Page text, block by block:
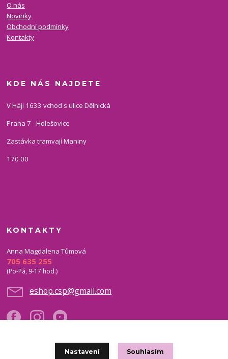
O nás
Novinky
Obchodní podmínky
Kontakty
KDE NÁS NAJDETE
V Háji 1633 vchod s ulice Dělnická
Praha 7 - Holešovice
Zastávka tramvají Maniny
170 00
KONTAKTY
Anna Magdalena Tůmová
705 635 255
(Po-Pá, 9-17 hod.)
eshop.csp@gmail.com
Nastavení Souhlasím